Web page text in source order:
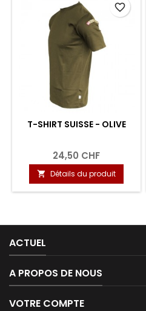
T-SHIRT SUISSE - OLIVE
24,50 CHF
 Détails du produit
favorite_border
ACTUEL
A PROPOS DE NOUS
VOTRE COMPTE